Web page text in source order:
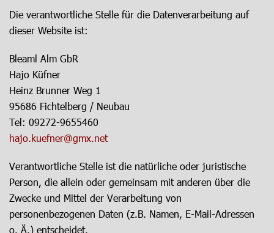
Die verantwortliche Stelle für die Datenverarbeitung auf
dieser Website ist:
Bleaml Alm GbR
Hajo Küfner
Heinz Brunner Weg 1
95686 Fichtelberg / Neubau
Tel: 09272-9655460
hajo.kuefner@gmx.net
Verantwortliche Stelle ist die natürliche oder juristische
Person, die allein oder gemeinsam mit anderen über die
Zwecke und Mittel der Verarbeitung von
personenbezogenen Daten (z.B. Namen, E-Mail-Adressen
o. Ä.) entscheidet.